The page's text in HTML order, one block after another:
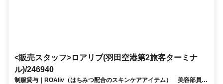
<販売スタッフ>ロアリブ(羽田空港第2旅客ターミナ
ル)/246940
制服貸与｜ROAliv（はちみつ配合のスキンケアアイテム） 美容部員